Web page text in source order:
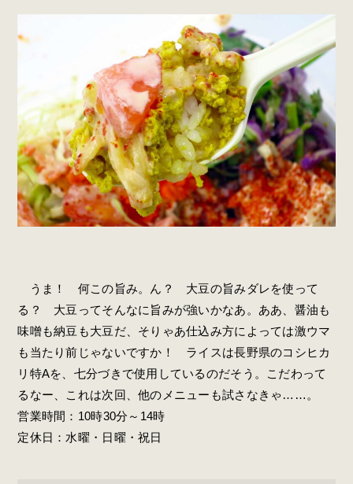
うま！ 何この旨み。ん？ 大豆の旨みダレを使って
る？ 大豆ってそんなに旨みが強いかなあ。ああ、醤油も
味噌も納豆も大豆だ、そりゃあ仕込み方によっては激ウマ
も当たり前じゃないですか！ ライスは長野県のコシヒカ
リ特Aを、七分づきで使用しているのだそう。こだわって
るなー、これは次回、他のメニューも試さなきゃ……。
営業時間：10時30分～14時
定休日：水曜・日曜・祝日